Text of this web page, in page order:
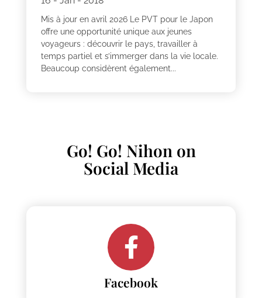
Mis à jour en avril 2026 Le PVT pour le Japon
offre une opportunité unique aux jeunes
voyageurs : découvrir le pays, travailler à
temps partiel et s’immerger dans la vie locale.
Beaucoup considèrent également...
Go! Go! Nihon on
Social Media
Facebook